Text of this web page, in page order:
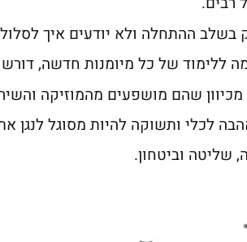
ההתחלה ולא יודעים איך
ללימוד של כל מיומנות חדשה,
מכיוון שהם מושפעים מהמוזיקה
לכלי ותשוקה להיות מסוגל לנגן
שליטה וביטחון.